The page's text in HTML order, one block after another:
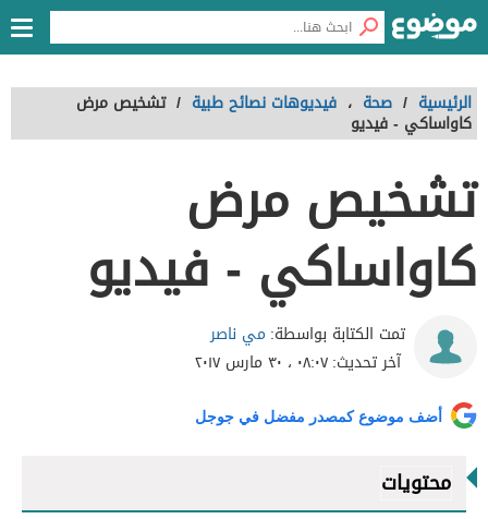
الرئيسية / صحة ، فيديوهات نصائح طبية / تشخيص مرض
كاواساكي - فيديو
تشخيص مرض
كاواساكي - فيديو
تمت الكتابة بواسطة: مي ناصر
آخر تحديث:٠٨:٠٧ ، ٣٠ مارس ٢٠١٧
أضف موضوع كمصدر مفضل في جوجل
محتويات